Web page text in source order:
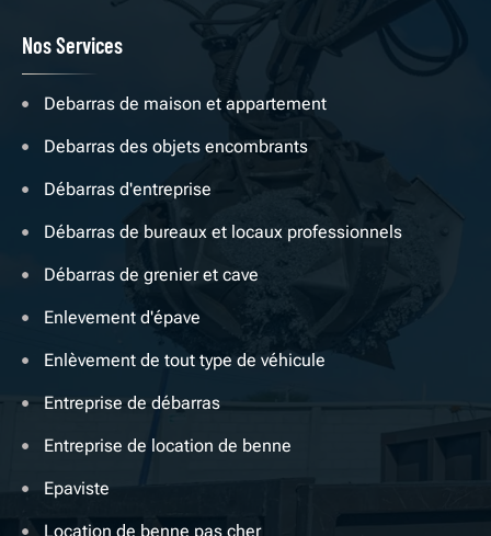
Nos Services
Debarras de maison et appartement
Debarras des objets encombrants
Débarras d'entreprise
Débarras de bureaux et locaux professionnels
Débarras de grenier et cave
Enlevement d'épave
Enlèvement de tout type de véhicule
Entreprise de débarras
Entreprise de location de benne
Epaviste
Location de benne pas cher